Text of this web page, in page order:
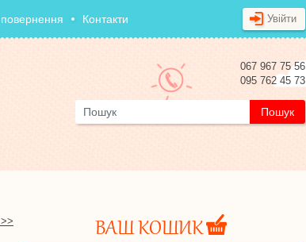
Контакти Увійти
067 967 75 56
095 762 45 73
ВАШ КОШИК